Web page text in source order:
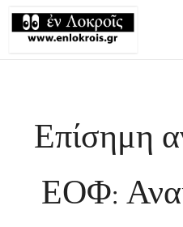
Επίσημη
ΕΟΦ: